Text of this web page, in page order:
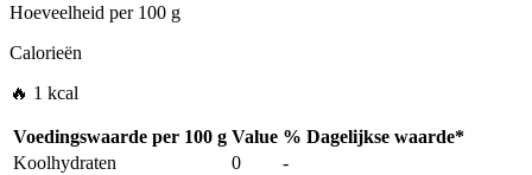
Hoeveelheid per100 g
Calorieën
🔥 1 kcal
Voedingswaarde per 100 g Value % Dagelijkse waarde*
Koolhydraten
0
-